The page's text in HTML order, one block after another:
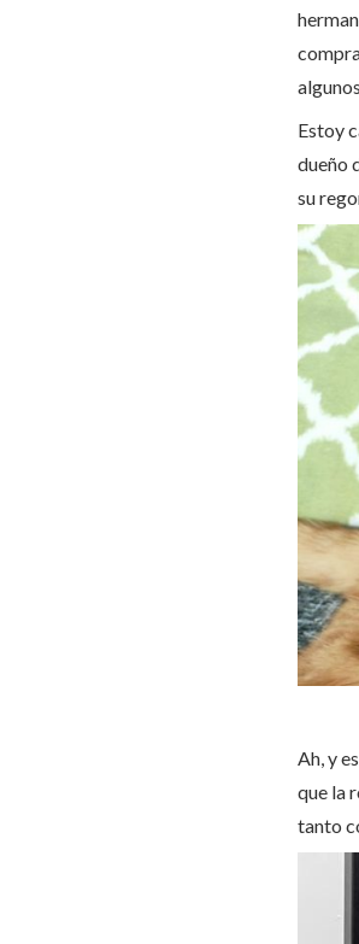
Estoy
dueño
su
Ah, y
que la
tanto